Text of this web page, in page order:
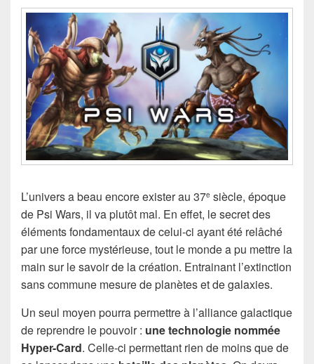
L’univers a beau encore exister au 37e siècle, époque
de Psi Wars, il va plutôt mal. En effet, le secret des
éléments fondamentaux de celui-ci ayant été relâché
par une force mystérieuse, tout le monde a pu mettre la
main sur le savoir de la création. Entrainant l’extinction
sans commune mesure de planètes et de galaxies.
Un seul moyen pourra permettre à l’alliance galactique
de reprendre le pouvoir : une technologie nommée
Hyper-Card. Celle-ci permettant rien de moins que de